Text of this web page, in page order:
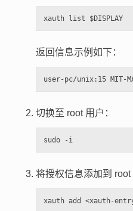
xauth list $DISPLAY
返回信息示例如下：
切换至 root 用户：
sudo -i
将授权信息添加到 root